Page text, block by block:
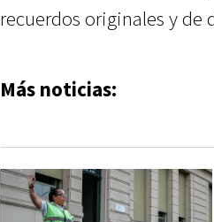
recuerdos originales y de
Más noticias: